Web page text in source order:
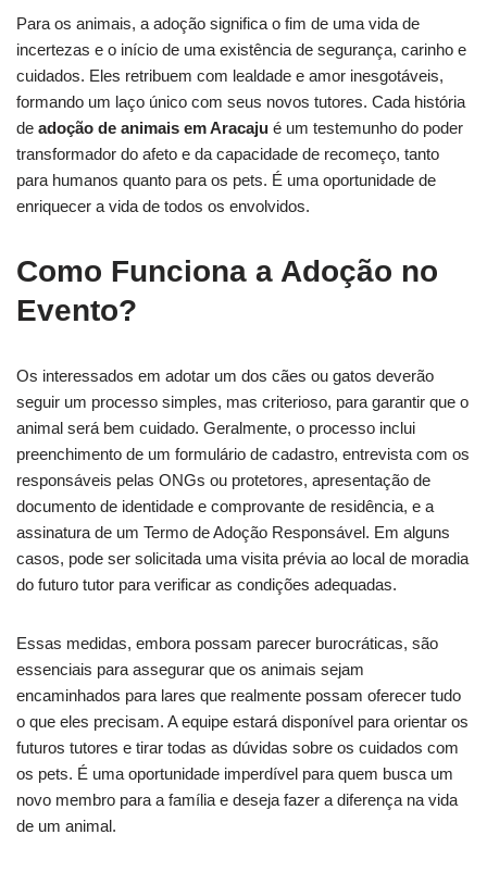
Para os animais, a adoção significa o fim de uma vida de
incertezas e o início de uma existência de segurança, carinho e
cuidados. Eles retribuem com lealdade e amor inesgotáveis,
formando um laço único com seus novos tutores. Cada história
de adoção de animais em Aracaju é um testemunho do poder
transformador do afeto e da capacidade de recomeço, tanto
para humanos quanto para os pets. É uma oportunidade de
enriquecer a vida de todos os envolvidos.
Como Funciona a Adoção no
Evento?
Os interessados em adotar um dos cães ou gatos deverão
seguir um processo simples, mas criterioso, para garantir que o
animal será bem cuidado. Geralmente, o processo inclui
preenchimento de um formulário de cadastro, entrevista com os
responsáveis pelas ONGs ou protetores, apresentação de
documento de identidade e comprovante de residência, e a
assinatura de um Termo de Adoção Responsável. Em alguns
casos, pode ser solicitada uma visita prévia ao local de moradia
do futuro tutor para verificar as condições adequadas.
Essas medidas, embora possam parecer burocráticas, são
essenciais para assegurar que os animais sejam
encaminhados para lares que realmente possam oferecer tudo
o que eles precisam. A equipe estará disponível para orientar os
futuros tutores e tirar todas as dúvidas sobre os cuidados com
os pets. É uma oportunidade imperdível para quem busca um
novo membro para a família e deseja fazer a diferença na vida
de um animal.